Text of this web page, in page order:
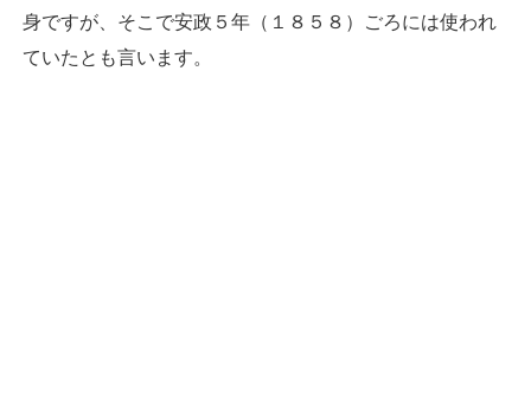
身ですが、そこで安政５年（１８５８）ごろには使われ
ていたとも言います。